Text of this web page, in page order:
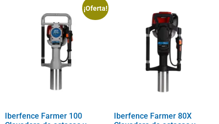
¡Oferta!
Iberfence Farmer 100
Iberfence Farmer 80X